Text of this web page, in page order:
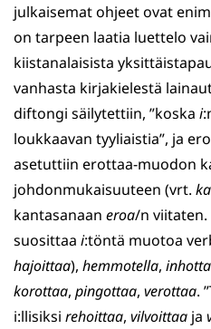
julkaisemat ohjeet ovat
on tarpeen laatia luettelo
kiistanalaisista
vanhasta kirjakielestä
diftongi säilytettiin, ”koska i
loukkaavan tyyliaistia”, ja
asetuttiin erottaa-muodon
johdonmukaisuuteen (vrt.
kantasanaan eroa/n
suosittaa i:töntä muotoa
hajoittaa), hemmotella,
korottaa, pingottaa, verottaa.
i:llisiksi rehoittaa, vilvoittaa ja